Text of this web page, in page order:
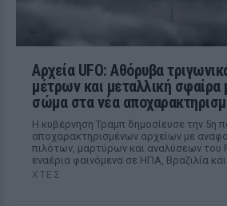
Αρχεία UFO: Αθόρυβα
μέτρων και μεταλλική
σώμα στα νέα
Η κυβέρνηση Τραμπ δημοσίευσε την 5η
αποχαρακτηρισμένων αρχείων με
πιλότων, μαρτύρων και αναλύσεων του
εναέρια φαινόμενα σε ΗΠΑ, Βραζιλία
ΧΤΕΣ